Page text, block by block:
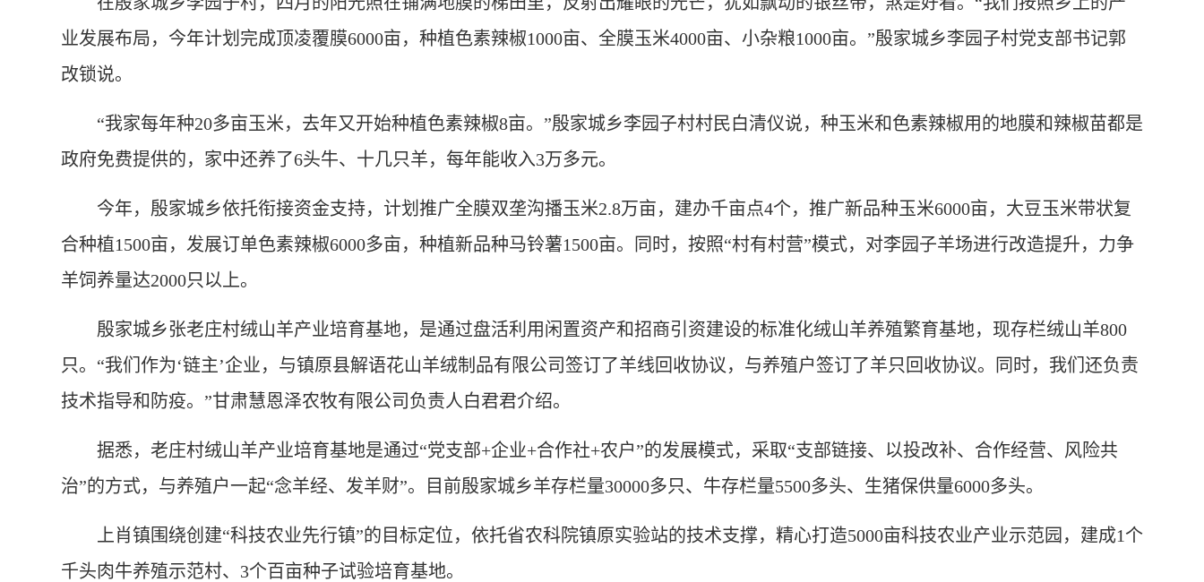
业发展布局，今年计划完成顶凌覆膜6000亩，种植色素辣椒1000亩、全膜玉米4000亩、小杂粮1000亩。”殷家城乡李园子村党支部书记郭
改锁说。
“我家每年种20多亩玉米，去年又开始种植色素辣椒8亩。”殷家城乡李园子村村民白清仪说，种玉米和色素辣椒用的地膜和辣椒苗都是
政府免费提供的，家中还养了6头牛、十几只羊，每年能收入3万多元。
今年，殷家城乡依托衔接资金支持，计划推广全膜双垄沟播玉米2.8万亩，建办千亩点4个，推广新品种玉米6000亩，大豆玉米带状复
合种植1500亩，发展订单色素辣椒6000多亩，种植新品种马铃薯1500亩。同时，按照“村有村营”模式，对李园子羊场进行改造提升，力争
羊饲养量达2000只以上。
殷家城乡张老庄村绒山羊产业培育基地，是通过盘活利用闲置资产和招商引资建设的标准化绒山羊养殖繁育基地，现存栏绒山羊800
只。“我们作为‘链主’企业，与镇原县解语花山羊绒制品有限公司签订了羊线回收协议，与养殖户签订了羊只回收协议。同时，我们还负责
技术指导和防疫。”甘肃慧恩泽农牧有限公司负责人白君君介绍。
据悉，老庄村绒山羊产业培育基地是通过“党支部+企业+合作社+农户”的发展模式，采取“支部链接、以投改补、合作经营、风险共
治”的方式，与养殖户一起“念羊经、发羊财”。目前殷家城乡羊存栏量30000多只、牛存栏量5500多头、生猪保供量6000多头。
上肖镇围绕创建“科技农业先行镇”的目标定位，依托省农科院镇原实验站的技术支撑，精心打造5000亩科技农业产业示范园，建成1个
千头肉牛养殖示范村、3个百亩种子试验培育基地。